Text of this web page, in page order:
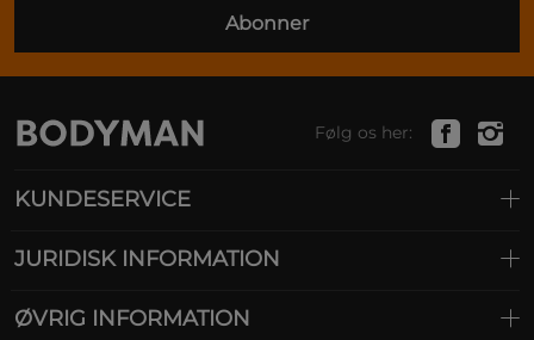
Abonner
Følg os her:
KUNDESERVICE
JURIDISK INFORMATION
ØVRIG INFORMATION